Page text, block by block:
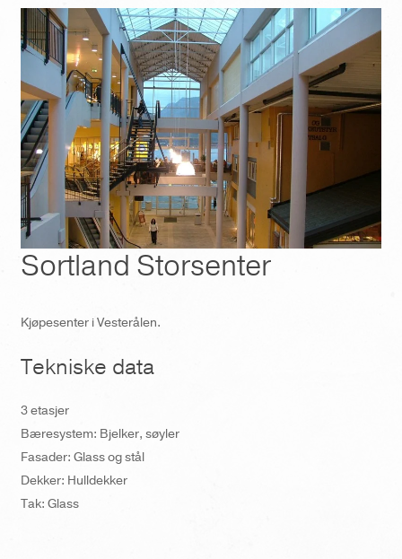
Sortland Storsenter
Kjøpesenter i Vesterålen.
Tekniske data
3 etasjer
Bæresystem: Bjelker, søyler
Fasader: Glass og stål
Dekker: Hulldekker
Tak: Glass